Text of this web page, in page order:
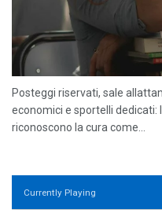
Posteggi riservati, sale
economici e sportelli dedicati:
riconoscono la cura come...
Currently Playing